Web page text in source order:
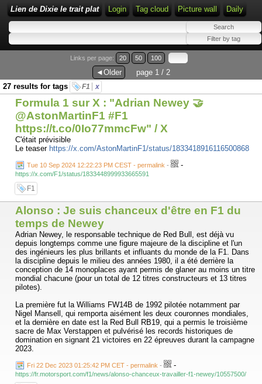
Lien de Dixie le trait plat Login Tag cloud Picture wall Daily
Links per page: 20 50 100
◄Older
page 1 / 2
27 results for tags
F1 x
Formula 1 sur X : "Adrian Newey 🤝
@AstonMartinF1 #F1
https://t.co/0Io77mmcFw" / X
C'était prévisible
Le teaser https://x.com/AstonMartinF1/status/1833418916116500868
Tue 10 Sep 2024 12:22:23 PM CEST - permalink - -
https://x.com/F1/status/1833448999933665591
F1
Alonso : Je suis chanceux d'être en F1 du
temps de Newey
Adrian Newey, le responsable technique de Red Bull, est déjà vu
depuis longtemps comme une figure majeure de la discipline et l'un
des ingénieurs les plus brillants et influants du monde de la F1. Dans
la discipline depuis le milieu des années 1980, il a été derrière la
conception de 14 monoplaces ayant permis de glaner au moins un titre
mondial chacune (pour un total de 12 titres constructeurs et 13 titres
pilotes).
La première fut la Williams FW14B de 1992 pilotée notamment par
Nigel Mansell, qui remporta aisément les deux couronnes mondiales,
et la dernière en date est la Red Bull RB19, qui a permis le troisième
sacre de Max Verstappen et pulvérisé les records historiques de
domination en signant 21 victoires en 22 épreuves durant la campagne
2023.
Fri 22 Dec 2023 01:25:42 PM CET - permalink - -
https://fr.motorsport.com/f1/news/alonso-chanceux-travailler-f1-newey/10557500/